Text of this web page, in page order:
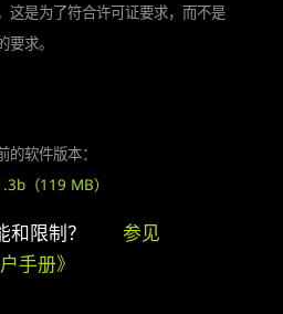
这是为了符合许可证要求，而不是
求。
软件版本：
（119 MB）
和限制？
参见
手册》